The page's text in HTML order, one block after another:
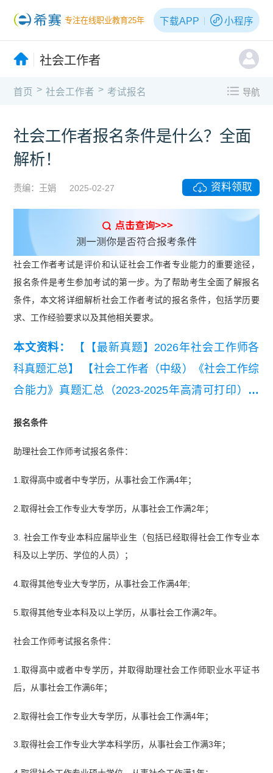
专注在线职业教育25年 下载APP 小程序
社会工作者
首页 > 社会工作者 > 考试报名 导航
社会工作者报名条件是什么？全面
解析！
责编：王娟 2025-02-27 资料领取
社会工作者考试是评价和认证社会工作者专业能力的重要途径，
报名条件是考生参加考试的第一步。为了帮助考生全面了解报名
条件，本文将详细解析社会工作者考试的报名条件，包括学历要
求、工作经验要求以及其他相关要求。
本文资料：
【【最新真题】2026年社会工作师各
科真题汇总】
【社会工作者（中级）《社会工作综
合能力》真题汇总（2023-2025年高清可打印）】
中级社工《社会工作综合能力》真题及答案】
25年中级社工《专业实务》真题及答案】
答案解析】
报名条件
助理社会工作师考试报名条件：
1.取得高中或者中专学历，从事社会工作满4年；
2.取得社会工作专业大专学历，从事社会工作满2年；
3. 社会工作专业本科应届毕业生（包括已经取得社会工作专业本
科及以上学历、学位的人员）；
4.取得其他专业大专学历，从事社会工作满4年;
5.取得其他专业本科及以上学历，从事社会工作满2年。
社会工作师考试报名条件：
1.取得高中或者中专学历，并取得助理社会工作师职业水平证书
后，从事社会工作满6年；
2.取得社会工作专业大专学历，从事社会工作满4年；
3.取得社会工作专业大学本科学历，从事社会工作满3年；